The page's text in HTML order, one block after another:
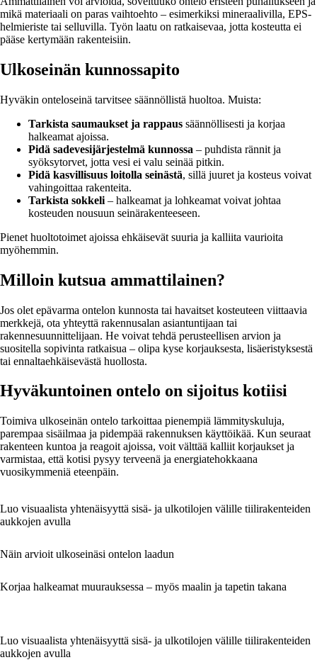
mikä materiaali on paras vaihtoehto – esimerkiksi mineraalivilla, EPS-
helmieriste tai selluvilla. Työn laatu on ratkaisevaa, jotta kosteutta ei
pääse kertymään rakenteisiin.
Ulkoseinän kunnossapito
Hyväkin onteloseinä tarvitsee säännöllistä huoltoa. Muista:
Tarkista saumaukset ja rappaus säännöllisesti ja korjaa
halkeamat ajoissa.
Pidä sadevesijärjestelmä kunnossa – puhdista rännit ja
syöksytorvet, jotta vesi ei valu seinää pitkin.
Pidä kasvillisuus loitolla seinästä, sillä juuret ja kosteus voivat
vahingoittaa rakenteita.
Tarkista sokkeli – halkeamat ja lohkeamat voivat johtaa
kosteuden nousuun seinärakenteeseen.
Pienet huoltotoimet ajoissa ehkäisevät suuria ja kalliita vaurioita
myöhemmin.
Milloin kutsua ammattilainen?
Jos olet epävarma ontelon kunnosta tai havaitset kosteuteen viittaavia
merkkejä, ota yhteyttä rakennusalan asiantuntijaan tai
rakennesuunnittelijaan. He voivat tehdä perusteellisen arvion ja
suositella sopivinta ratkaisua – olipa kyse korjauksesta, lisäeristyksestä
tai ennaltaehkäisevästä huollosta.
Hyväkuntoinen ontelo on sijoitus kotiisi
Toimiva ulkoseinän ontelo tarkoittaa pienempiä lämmityskuluja,
parempaa sisäilmaa ja pidempää rakennuksen käyttöikää. Kun seuraat
rakenteen kuntoa ja reagoit ajoissa, voit välttää kalliit korjaukset ja
varmistaa, että kotisi pysyy terveenä ja energiatehokkaana
vuosikymmeniä eteenpäin.
Luo visuaalista yhtenäisyyttä sisä- ja ulkotilojen välille tiilirakenteiden
aukkojen avulla
Näin arvioit ulkoseinäsi ontelon laadun
Korjaa halkeamat muurauksessa – myös maalin ja tapetin takana
Luo visuaalista yhtenäisyyttä sisä- ja ulkotilojen välille tiilirakenteiden
aukkojen avulla